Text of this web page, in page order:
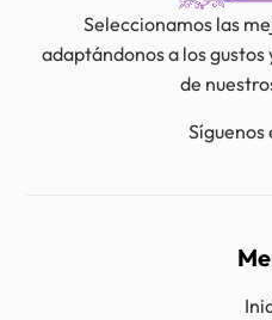
Seleccionamos las
adaptándonos a los gustos
de
Síguenos